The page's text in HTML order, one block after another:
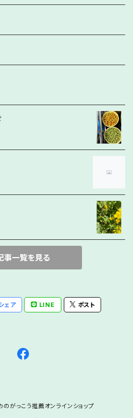
事一覧を見る
ェア LINE ポスト
がっこう推薦オンラインショップ